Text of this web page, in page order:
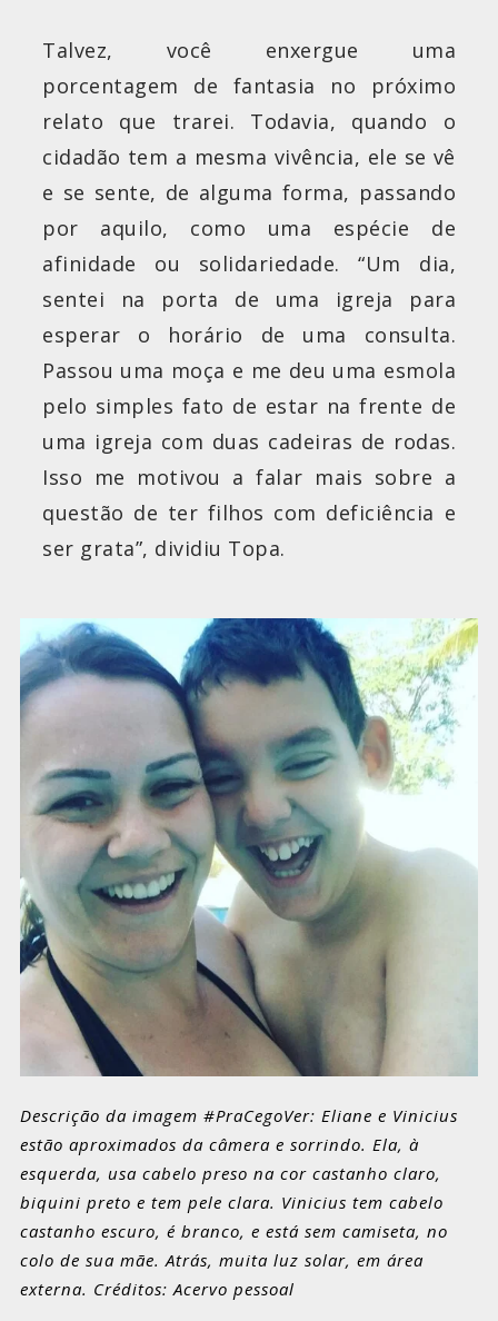
Talvez, você enxergue uma
porcentagem de fantasia no próximo
relato que trarei. Todavia, quando o
cidadão tem a mesma vivência, ele se vê
e se sente, de alguma forma, passando
por aquilo, como uma espécie de
afinidade ou solidariedade. “Um dia,
sentei na porta de uma igreja para
esperar o horário de uma consulta.
Passou uma moça e me deu uma esmola
pelo simples fato de estar na frente de
uma igreja com duas cadeiras de rodas.
Isso me motivou a falar mais sobre a
questão de ter filhos com deficiência e
ser grata”, dividiu Topa.
Descrição da imagem #PraCegoVer: Eliane e Vinicius
estão aproximados da câmera e sorrindo. Ela, à
esquerda, usa cabelo preso na cor castanho claro,
biquini preto e tem pele clara. Vinicius tem cabelo
castanho escuro, é branco, e está sem camiseta, no
colo de sua mãe. Atrás, muita luz solar, em área
externa. Créditos: Acervo pessoal